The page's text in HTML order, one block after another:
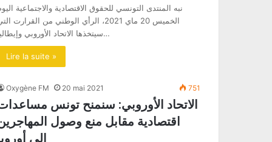
نبه المنتدى التونسي للحقوق الاقتصادية والاجتماعية
الخميس 20 ماي 2021، الرأي الوطني من القرارت
سيتخذها الاتحاد الأوروبي وإيطاليا…
Lire la suite »
Oxygène FM 20 mai 2021 751
الاتحاد الأوروبي: سنمنح تونس
اقتصادية مقابل منع وصول
إلى